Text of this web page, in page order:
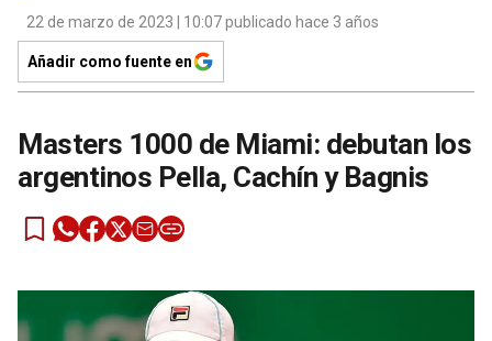
22 de marzo de 2023 | 10:07 publicado hace 3 años
Añadir como fuente en
Masters 1000 de Miami: debutan los
argentinos Pella, Cachín y Bagnis